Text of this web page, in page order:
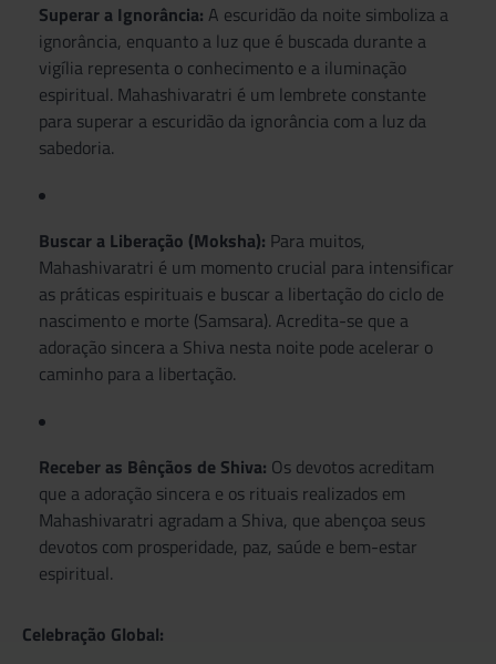
Superar a Ignorância: A escuridão da noite simboliza a
ignorância, enquanto a luz que é buscada durante a
vigília representa o conhecimento e a iluminação
espiritual. Mahashivaratri é um lembrete constante
para superar a escuridão da ignorância com a luz da
sabedoria.
Buscar a Liberação (Moksha): Para muitos,
Mahashivaratri é um momento crucial para intensificar
as práticas espirituais e buscar a libertação do ciclo de
nascimento e morte (Samsara). Acredita-se que a
adoração sincera a Shiva nesta noite pode acelerar o
caminho para a libertação.
Receber as Bênçãos de Shiva: Os devotos acreditam
que a adoração sincera e os rituais realizados em
Mahashivaratri agradam a Shiva, que abençoa seus
devotos com prosperidade, paz, saúde e bem-estar
espiritual.
Celebração Global: